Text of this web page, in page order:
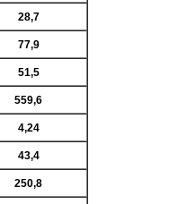
28,7
77,9
51,5
559,6
4,24
43,4
250,8